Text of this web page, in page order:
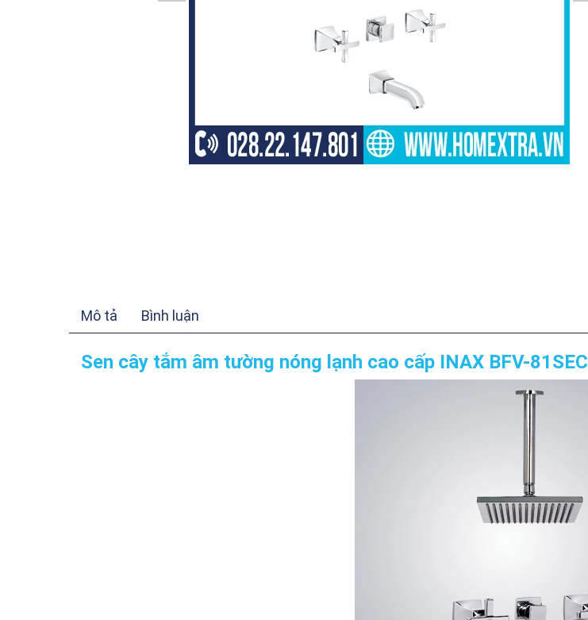
Mô tả Bình luận
Sen cây tắm âm tường nóng lạnh cao cấp INAX BFV-81SEC